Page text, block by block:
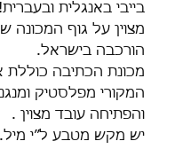
בייבי באנגלית ובעברית!
מצוין על גוף המכונה
הורכבה בישראל.
מכונת הכתיבה כוללת
המקורי מפלסטיק
והפתיחה עובד מצוין .
יש מקש מטבע ל״י מיל.